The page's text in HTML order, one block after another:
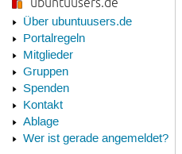
Über ubuntuusers.de
Portalregeln
Mitglieder
Gruppen
Spenden
Kontakt
Ablage
Wer ist gerade angemeldet?